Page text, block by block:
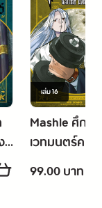
เล่ม16
Mashle ศึกโ
เวทมนตร์คน
กล้าม เล่ม 16
99.00 บาท